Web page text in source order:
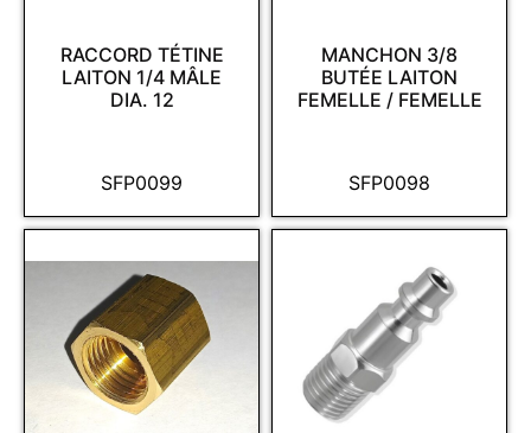
SFP0099
RACCORD TÉTINE
LAITON 1/4 MÂLE
DIA. 12
SFP0098
MANCHON 3/8
BUTÉE LAITON
FEMELLE / FEMELLE